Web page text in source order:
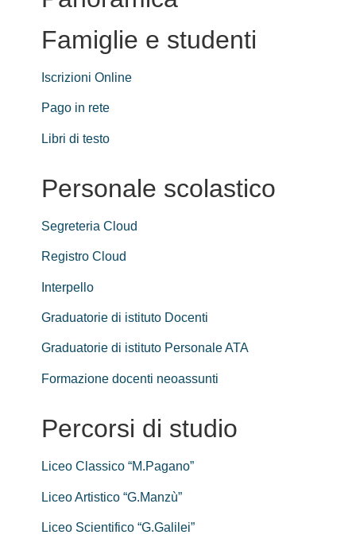
Famiglie e studenti
Iscrizioni Online
Pago in rete
Libri di testo
Personale scolastico
Segreteria Cloud
Registro Cloud
Interpello
Graduatorie di istituto Docenti
Graduatorie di istituto Personale ATA
Formazione docenti neoassunti
Percorsi di studio
Liceo Classico “M.Pagano”
Liceo Artistico “G.Manzù”
Liceo Scientifico “G.Galilei”